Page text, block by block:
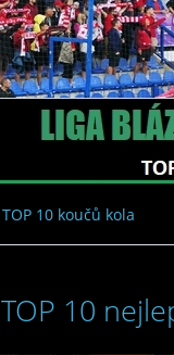
TOP 10 koučů kola
TOP 10